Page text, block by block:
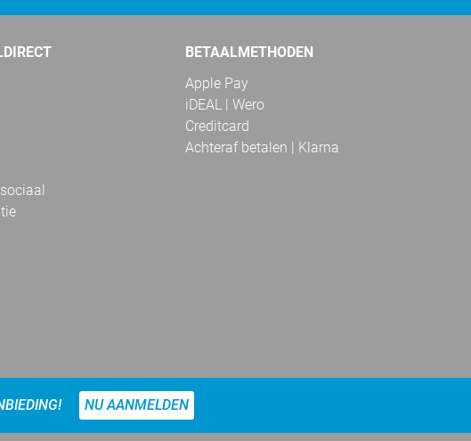
BETAALMETHODEN
Apple Pay
iDEAL | Wero
Creditcard
Achteraf betalen | Klarna
NU AANMELDEN